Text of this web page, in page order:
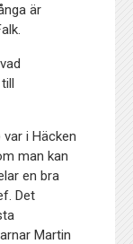
är
i Häcken
man kan
en bra
Det
Martin